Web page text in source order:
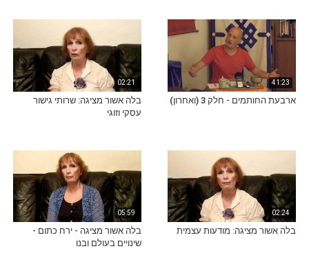
41:23
ארבעת החותמים - חלק 3 (ואחרון)
02:21
בלה אשור מציגה: שרותי גישור
עסקי וזוגי
02:24
בלה אשור מציגה: מודעות עצמית
05:59
בלה אשור מציגה - ירח כתום -
שינויים בעולם ובנו